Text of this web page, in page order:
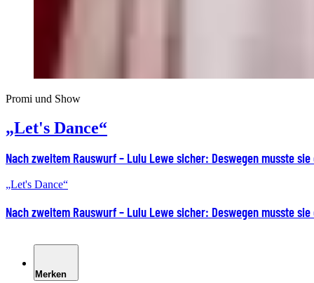
Promi und Show
„Let's Dance“
Nach zweitem Rauswurf – Lulu Lewe sicher: Deswegen musste
„Let's Dance“
Nach zweitem Rauswurf – Lulu Lewe sicher: Deswegen musste
Merken